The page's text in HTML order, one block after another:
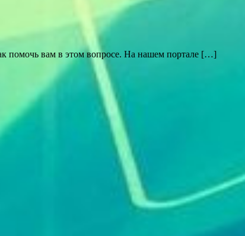
помочь вам в этом вопросе. На нашем портале […]